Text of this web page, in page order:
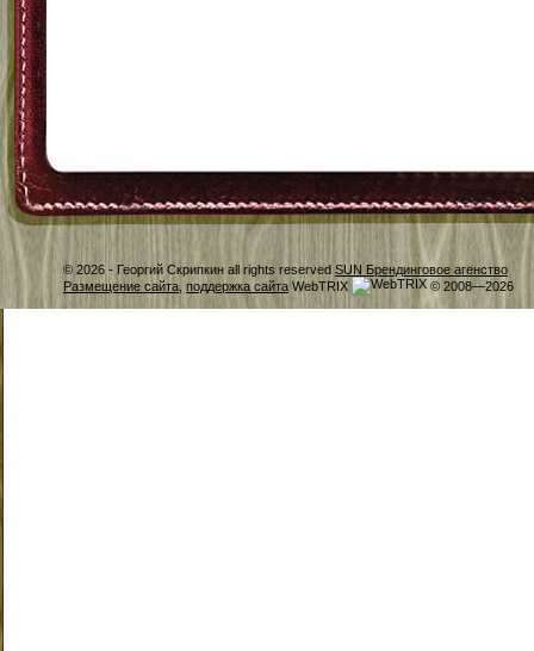
© 2026 - Георгий Скрипкин all rights reserved SUN Брендинговое агенство
Размещение сайта, поддержка сайта WebTRIX © 2008—2026